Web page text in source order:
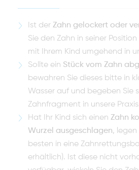
Ist der Zahn gelockert oder
Sie den Zahn in seiner
mit Ihrem Kind umgehend in
Sollte ein Stück vom Zahn
bewahren Sie dieses bitte in
Wasser auf und begeben Sie
Zahnfragment in unsere
Hat Ihr Kind sich einen Zahn
Wurzel ausgeschlagen, legen
besten in eine
erhältlich). Ist diese nicht